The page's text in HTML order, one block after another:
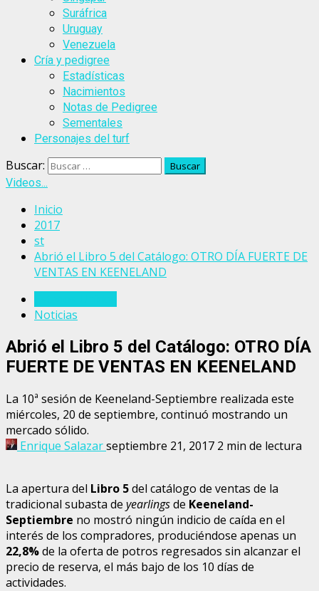
Suráfrica
Uruguay
Venezuela
Cría y pedigree
Estadísticas
Nacimientos
Notas de Pedigree
Sementales
Personajes del turf
Buscar:
Videos...
Inicio
2017
st
Abrió el Libro 5 del Catálogo: OTRO DÍA FUERTE DE
VENTAS EN KEENELAND
Noticias
Abrió el Libro 5 del Catálogo: OTRO DÍA
FUERTE DE VENTAS EN KEENELAND
La 10ª sesión de Keeneland-Septiembre realizada este
miércoles, 20 de septiembre, continuó mostrando un
mercado sólido.
Enrique Salazarseptiembre 21, 2017 2 min de lectura
La apertura del Libro 5del catálogo de ventas de la
tradicional subasta de yearlingsde Keeneland-
Septiembre no mostró ningún indicio de caída en el
interés de los compradores, produciéndose apenas un
22,8%de la oferta de potros regresados sin alcanzar el
precio de reserva, el más bajo de los 10 días de
actividades.